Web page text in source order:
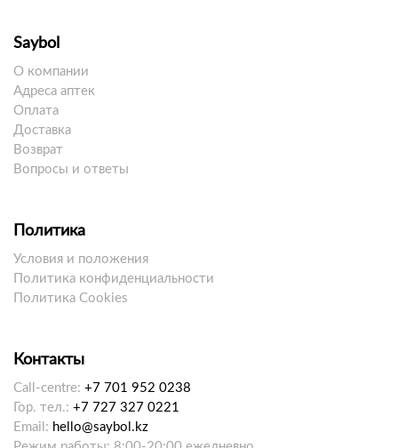
Saybol
О компании
Адреса аптек
Оплата
Доставка
Возврат
Вопросы и ответы
Политика
Условия и положения
Политика конфиденциальности
Политика Cookies
Контакты
Call-centre: +7 701 952 0238
Гор. тел.: +7 727 327 0221
Email: hello@saybol.kz